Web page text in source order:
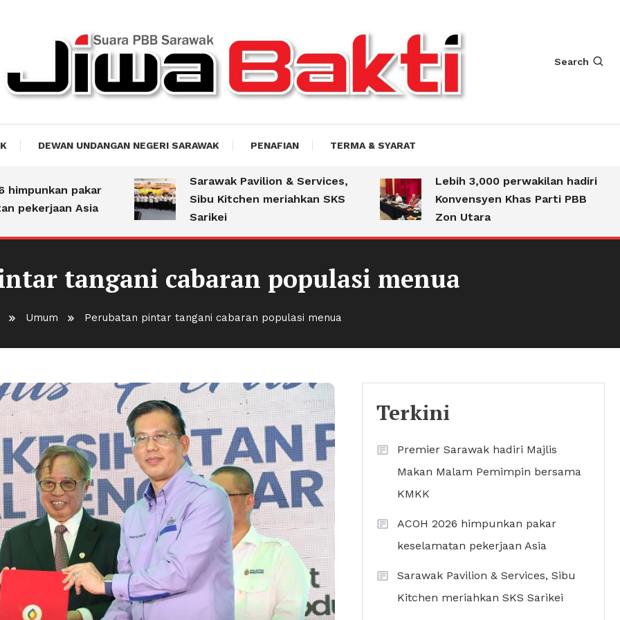
Search
DEWAN UNDANGAN NEGERI SARAWAK PENAFIAN TERMA & SYARAT
pakar
Asia
Sarawak Pavilion & Services,
Sibu Kitchen meriahkan SKS
Sarikei
Lebih 3,000 perwakilan hadiri
Konvensyen Khas Parti PBB
Zon Utara
tangani cabaran populasi menua
Umum Perubatan pintar tangani cabaran populasi menua
Terkini
Premier Sarawak hadiri Majlis
Makan Malam Pemimpin bersama
KMKK
ACOH 2026 himpunkan pakar
keselamatan pekerjaan Asia
Sarawak Pavilion & Services, Sibu
Kitchen meriahkan SKS Sarikei